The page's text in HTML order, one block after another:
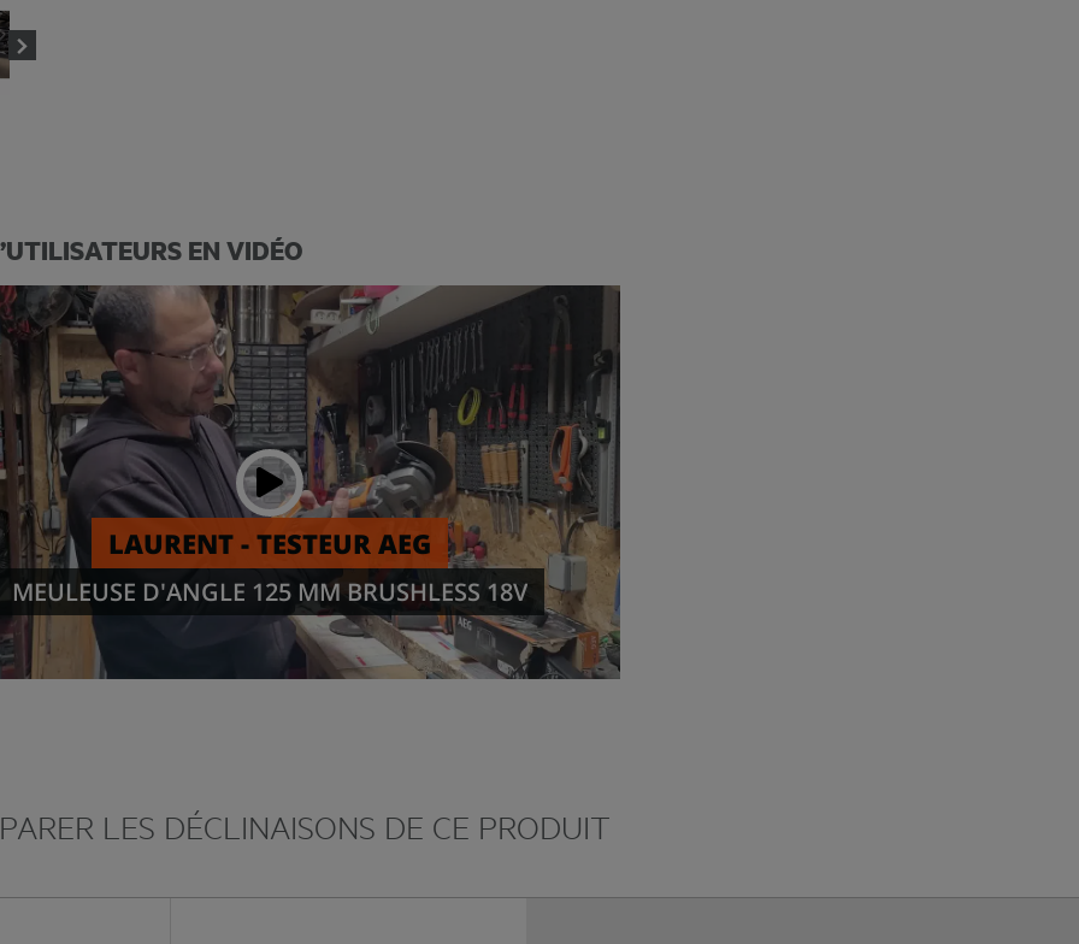
EN VIDÉO
LES DÉCLINAISONS DE CE PRODUIT